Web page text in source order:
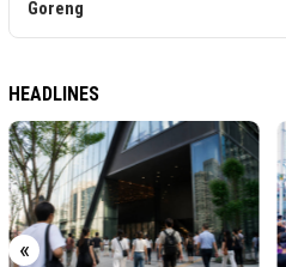
HEADLINES
«